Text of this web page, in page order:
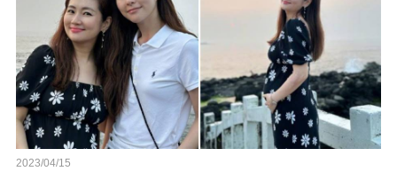
2023/04/15